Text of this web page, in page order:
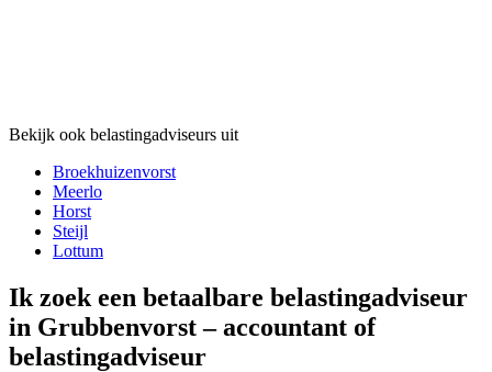
Bekijk ook belastingadviseurs uit
Broekhuizenvorst
Meerlo
Horst
Steijl
Lottum
Ik zoek een betaalbare belastingadviseur
in Grubbenvorst – accountant of
belastingadviseur